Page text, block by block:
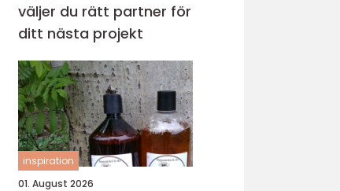
väljer du rätt partner för
ditt nästa projekt
inspiration
01. August 2026